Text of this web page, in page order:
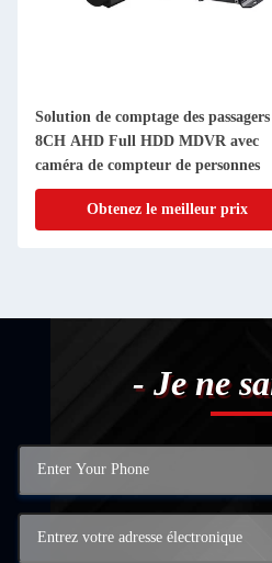
Solution de comptage des passagers
8CH AHD Full HDD MDVR avec
caméra de compteur de personnes
Obtenez le meilleur prix
- Je ne